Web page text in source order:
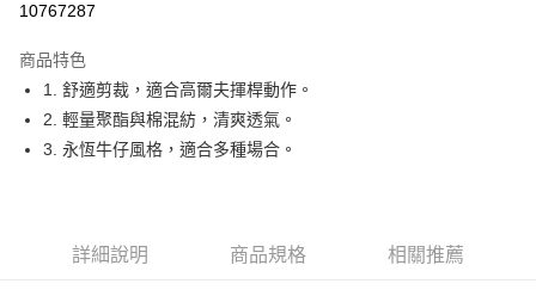
悠遊付
大哥付你分期
相關說明
成交易。
【關於「AFTEE先享後付」】
AFTEE先享後付是「在收到商品之後才付款」的支付方式。 讓您購物簡單
ATM付款
10767287
商品特色
1. 舒適剪裁，適合高爾夫揮桿動作。
2. 輕量聚酯與棉混紡，清爽透氣。
3. 永恆牛仔風格，適合多種場合。
詳細說明 商品規格 相關推薦